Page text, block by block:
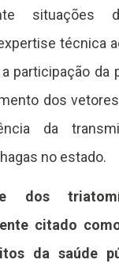
situações
técnica
participação da
dos
da
no estado.
dos
citado
da saúde